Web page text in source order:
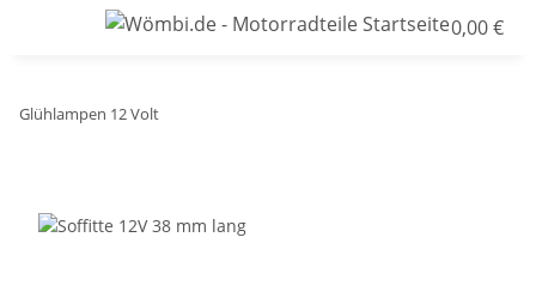
0,00 €
Glühlampen 12 Volt